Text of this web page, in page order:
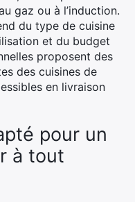
gaz ou à l’induction.
du type de cuisine
et du budget
proposent des
des cuisines de
en livraison
pour un
à tout
×